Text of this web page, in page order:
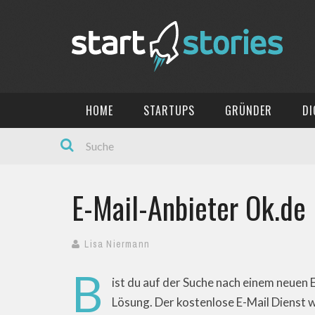
HOME STARTUPS GRÜNDER
E-Mail-Anbieter Ok.de
Lisa Niermann
B
ist du auf der Suche nach einem
Lösung. Der kostenlose E-Mail Dienst